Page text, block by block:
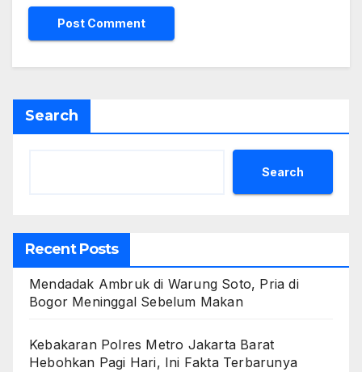
Search
Search
Recent Posts
Mendadak Ambruk di Warung Soto, Pria di
Bogor Meninggal Sebelum Makan
Kebakaran Polres Metro Jakarta Barat
Hebohkan Pagi Hari, Ini Fakta Terbarunya